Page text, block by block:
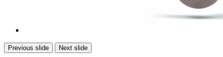
Previous slide Next slide